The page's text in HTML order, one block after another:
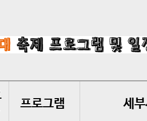
프로그램 세